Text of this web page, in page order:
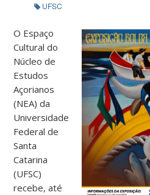
UFSC
O Espaço
Cultural do
Núcleo de
Estudos
Açorianos
(NEA) da
Universidade
Federal de
Santa
Catarina
(UFSC)
recebe, até